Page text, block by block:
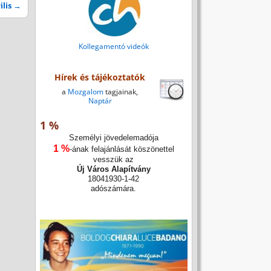
→
Kollegamentó videók
Hírek és tájékoztatók
a Mozgalomtagjainak,
Naptár
1 %
Személyi jövedelemadója
1 %-ának felajánlását köszönettel
vesszük az
Új Város Alapítvány
18041930-1-42
adószámára.